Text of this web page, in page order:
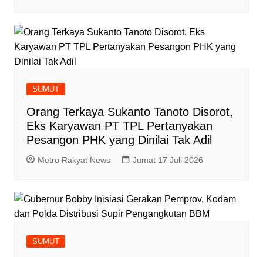
SUMUT
Orang Terkaya Sukanto Tanoto Disorot,
Eks Karyawan PT TPL Pertanyakan
Pesangon PHK yang Dinilai Tak Adil
Metro Rakyat News Jumat 17 Juli 2026
SUMUT